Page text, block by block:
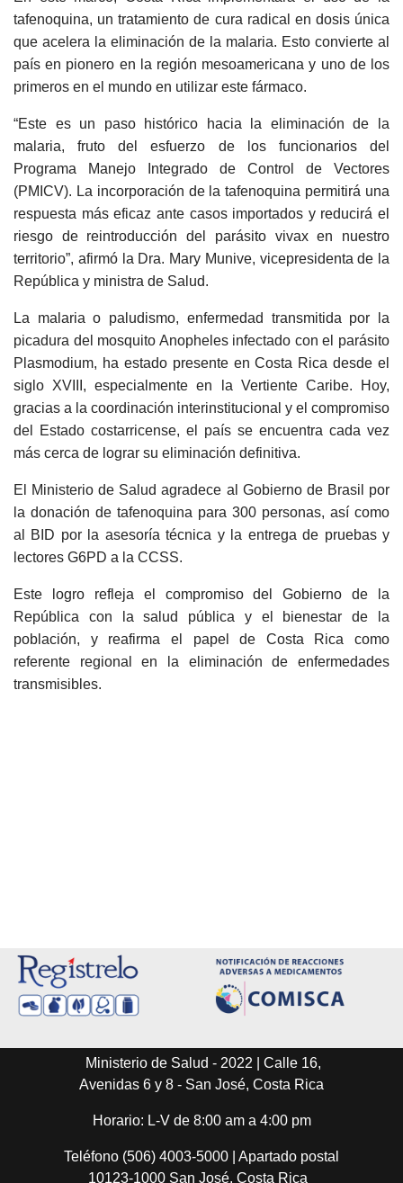
tafenoquina, un tratamiento de cura radical en dosis única
que acelera la eliminación de la malaria. Esto convierte al
país en pionero en la región mesoamericana y uno de los
primeros en el mundo en utilizar este fármaco.
“Este es un paso histórico hacia la eliminación de la
malaria, fruto del esfuerzo de los funcionarios del
Programa Manejo Integrado de Control de Vectores
(PMICV). La incorporación de la tafenoquina permitirá una
respuesta más eficaz ante casos importados y reducirá el
riesgo de reintroducción del parásito vivax en nuestro
territorio”, afirmó la Dra. Mary Munive, vicepresidenta de la
República y ministra de Salud.
La malaria o paludismo, enfermedad transmitida por la
picadura del mosquito Anopheles infectado con el parásito
Plasmodium, ha estado presente en Costa Rica desde el
siglo XVIII, especialmente en la Vertiente Caribe. Hoy,
gracias a la coordinación interinstitucional y el compromiso
del Estado costarricense, el país se encuentra cada vez
más cerca de lograr su eliminación definitiva.
El Ministerio de Salud agradece al Gobierno de Brasil por
la donación de tafenoquina para 300 personas, así como
al BID por la asesoría técnica y la entrega de pruebas y
lectores G6PD a la CCSS.
Este logro refleja el compromiso del Gobierno de la
República con la salud pública y el bienestar de la
población, y reafirma el papel de Costa Rica como
referente regional en la eliminación de enfermedades
transmisibles.
Ministerio de Salud - 2022 | Calle 16,
Avenidas 6 y 8 - San José, Costa Rica
Horario: L-V de 8:00 am a 4:00 pm
Teléfono (506) 4003-5000 | Apartado postal
10123-1000 San José, Costa Rica